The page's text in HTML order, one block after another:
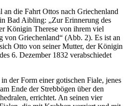
an die Fahrt Ottos nach Griechenland
Bad Aibling: „Zur Erinnerung des
Königin Therese von ihrem viel
von Griechenland“ (Abb. 2). Es ist an
Otto von seiner Mutter, der Königin
6. Dezember 1832 verabschiedet
der Form einer gotischen Fiale, jenes
Ende der Strebbögen über den
errichtet. An seinen vier